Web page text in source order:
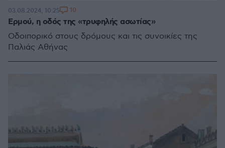
Ερμού, η οδός της «τρυφηλής ασωτίας»
Οδοιπορικό στους δρόμους και τις συνοικίες της
Παλιάς Αθήνας
03.08.2024, 10:25 10